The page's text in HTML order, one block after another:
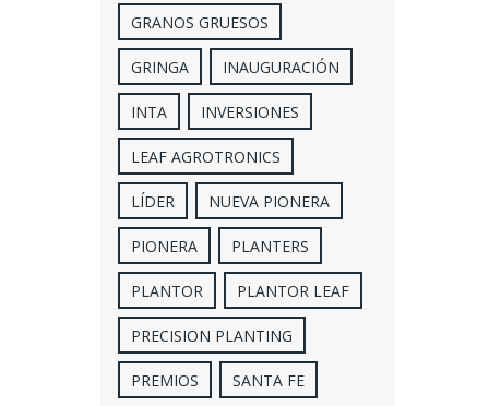
GRANOS GRUESOS
GRINGA INAUGURACIÓN
INTA INVERSIONES
LEAF AGROTRONICS
LÍDER NUEVA PIONERA
PIONERA PLANTERS
PLANTOR PLANTOR LEAF
PRECISION PLANTING
PREMIOS SANTA FE